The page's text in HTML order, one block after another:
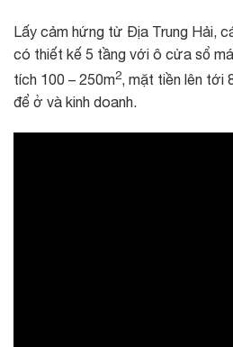
Lấy cảm hứng từ Địa Trung Hải,
có thiết kế 5 tầng với ô cửa sổ
tích 100 – 250m2, mặt tiền lên tới
để ở và kinh doanh.